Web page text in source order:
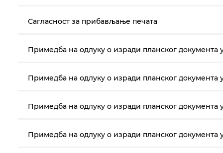
Сагласност за прибављање печата
Примедба на одлуку о изради планског документа
Примедба на одлуку о изради планског документа
Примедба на одлуку о изради планског документа
Примедба на одлуку о изради планског документа